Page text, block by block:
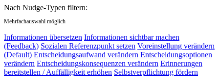
Nach Nudge-Typen filtern:
Mehrfachauswahl möglich
Informationen übersetzen Informationen sichtbar machen
(Feedback) Sozialen Referenzpunkt setzen Voreinstellung verändern
(Default) Entscheidungsaufwand verändern Entscheidungsoptionen
verändern Entscheidungskonsequenzen verändern Erinnerungen
bereitstellen / Auffälligkeit erhöhen Selbstverpflichtung fördern